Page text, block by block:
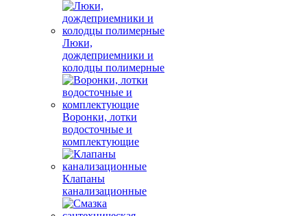
Люки,
дождеприемники и
колодцы полимерные
Воронки, лотки
водосточные и
комплектующие
Клапаны
канализационные